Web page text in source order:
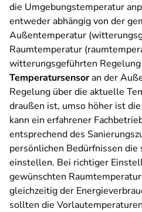
die Umgebungstemperatur
entweder abhängig von der
Außentemperatur
Raumtemperatur
witterungsgeführten
Temperatursensoran der
Regelung über die aktuelle
draußen ist, umso höher ist
kann ein erfahrener
entsprechend des
persönlichen Bedürfnissen die
einstellen. Bei richtiger
gewünschten
gleichzeitig der
sollten die